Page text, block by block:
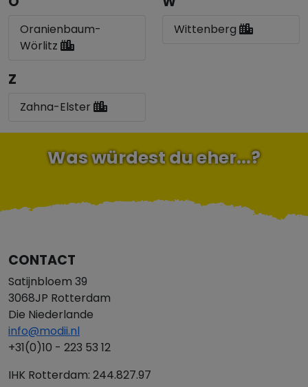
Oranienbaum-
Wörlitz
Wittenberg
Z
Zahna-Elster
Was würdest du eher...?
CONTACT
Satijnbloem 39
3068JP Rotterdam
Die Niederlande
info@modii.nl
+31(0)10 - 223 53 12
IHK Rotterdam: 244.827.97